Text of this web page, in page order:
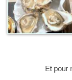
Et pour